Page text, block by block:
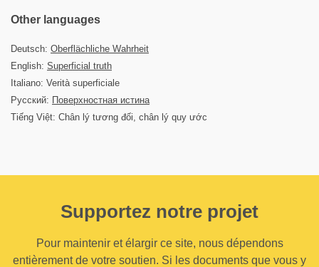
Other languages
Deutsch: Oberflächliche Wahrheit
English: Superficial truth
Italiano: Verità superficiale
Русский: Поверхностная истина
Tiếng Việt: Chân lý tương đối, chân lý quy ước
Supportez notre projet
Pour maintenir et élargir ce site, nous dépendons
entièrement de votre soutien. Si les documents que vous y